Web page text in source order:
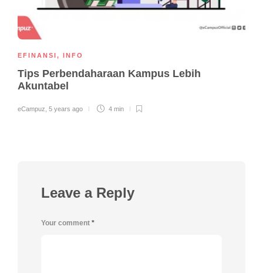
EFINANSI , INFO
Tips Perbendaharaan Kampus Lebih
Akuntabel
eCampuz 5 years ago 4 min
Leave a Reply
Your comment *